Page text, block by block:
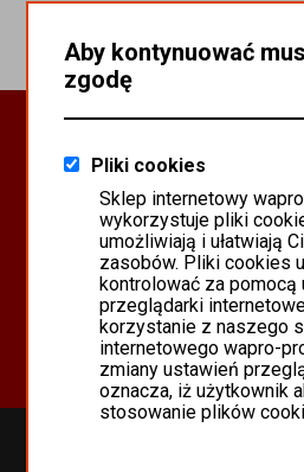
PROGRAMY WAPRO ERP
PROGRAMY MISTRAL
SYSTEM SCANMAG
Oferta
Programy Asseco WAPRO
Odnowienia 365 i
Aby kontynuować
zgodę
Pliki cookies
Sklep internetowy
wykorzystuje pliki
umożliwiają i ułatwiają
zasobów. Pliki cookies
kontrolować za
przeglądarki
korzystanie z naszego
internetowego wapro-
zmiany ustawień
oznacza, iż użytkownik
stosowanie plików